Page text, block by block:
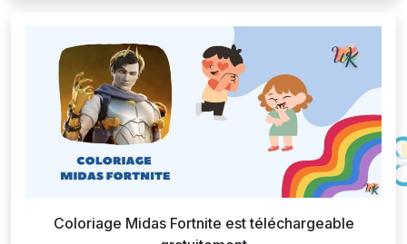
Coloriage Midas Fortnite est téléchargeable